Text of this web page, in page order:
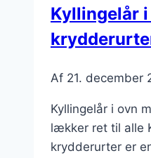
Kyllingelår
Af 21. december
Kyllingelår i ovn
lækker ret til alle
krydderurter er